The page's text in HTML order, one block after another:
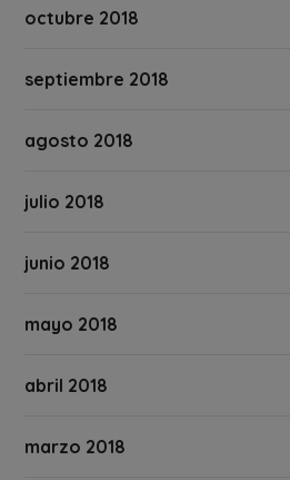
octubre 2018
septiembre 2018
agosto 2018
julio 2018
junio 2018
mayo 2018
abril 2018
marzo 2018